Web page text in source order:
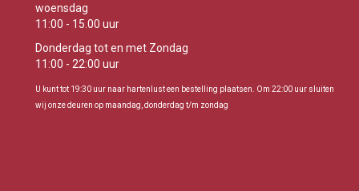
woensdag
11:00 - 15.00 uur
Donderdag tot en met Zondag
11:00 - 22:00 uur
U kunt tot 19:30 uur naar hartenlust een bestelling plaatsen. Om 22:00 uur sluiten
wij onze deuren op maandag, donderdag t/m zondag